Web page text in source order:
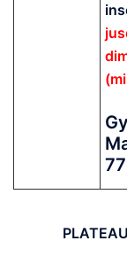
PLATEAU